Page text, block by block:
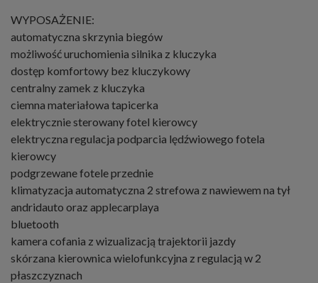
WYPOSAŻENIE:
automatyczna skrzynia biegów
możliwość uruchomienia silnika z kluczyka
dostęp komfortowy bez kluczykowy
centralny zamek z kluczyka
ciemna materiałowa tapicerka
elektrycznie sterowany fotel kierowcy
elektryczna regulacja podparcia lędźwiowego fotela
kierowcy
podgrzewane fotele przednie
klimatyzacja automatyczna 2 strefowa z nawiewem na tył
andridauto oraz applecarplaya
bluetooth
kamera cofania z wizualizacją trajektorii jazdy
skórzana kierownica wielofunkcyjna z regulacją w 2
płaszczyznach